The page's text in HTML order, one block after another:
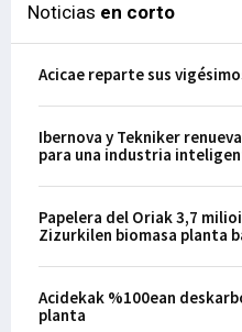
Noticias en corto
Acicae reparte sus
Ibernova y Tekniker
para una industria
Papelera del Oriak 3,7
Zizurkilen biomasa planta
Acidekak %100ean
planta